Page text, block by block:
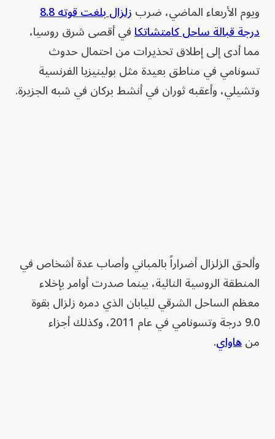
ويوم الأربعاء الماضي، ضرب
زلزال بلغت قوته 8.8
درجة قبالة ساحل كامتشاتكافي أقصى شرق روسيا،
مما أدى إلى إطلاق تحذيرات من احتمال حدوث
تسونامي في مناطق بعيدة مثل بولينيزيا الفرنسية
وتشيلي، وأعقبه ثوران في أنشط بركان في شبه الجزيرة.
وألحق الزلزال أضراراً بالمباني وأصاب عدة أشخاص في
المنطقة الروسية النائية، بينما صدرت أوامر بإخلاء
معظم الساحل الشرقي لليابان الذي دمره زلزال بقوة
9.0 درجة وتسونامي في عام 2011، وكذلك أجزاء
منهاواي.